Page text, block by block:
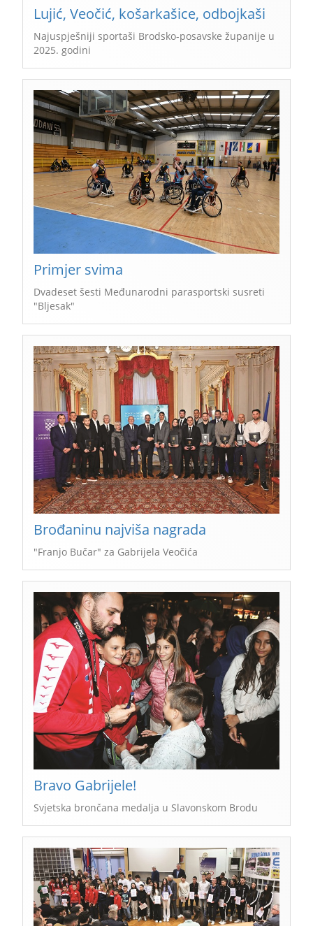
Lujić, Veočić, košarkašice, odbojkaši
Najuspješniji sportaši Brodsko-posavske županije u
2025. godini
Primjer svima
Dvadeset šesti Međunarodni parasportski susreti
"Bljesak"
Brođaninu najviša nagrada
"Franjo Bučar" za Gabrijela Veočića
Bravo Gabrijele!
Svjetska brončana medalja u Slavonskom Brodu